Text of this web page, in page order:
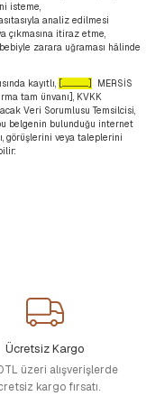
isteme,
analiz edilmesi
çıkmasına itiraz etme,
zarara uğraması hâlinde
kayıtlı, [.............................]
MERSİS
tam ünvanı], KVKK
Veri Sorumlusu Temsilcisi,
belgenin bulunduğu internet
görüşlerini veya taleplerini
Ücretsiz Kargo
üzeri alışverişlerde
kargo fırsatı.